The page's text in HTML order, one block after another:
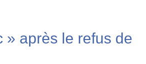
» après le refus de